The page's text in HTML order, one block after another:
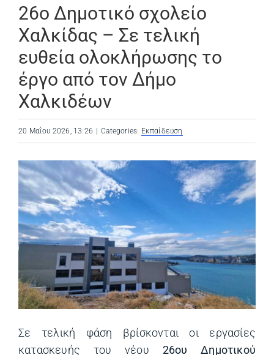
26ο Δημοτικό σχολείο
Χαλκίδας – Σε τελική
ευθεία ολοκλήρωσης το
έργο από τον Δήμο
Χαλκιδέων
20 Μαΐου 2026, 13:26 Categories: Εκπαίδευση
Σε τελική φάση βρίσκονται οι εργασίες
κατασκευής του νέου 26ου Δημοτικού